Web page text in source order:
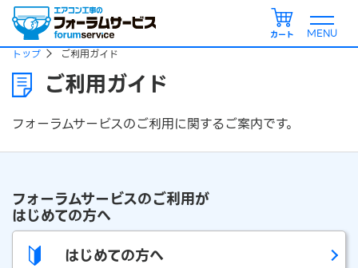
カート
トップ ご利用ガイド
ご利用ガイド
フォーラムサービスのご利用に関するご案内です。
フォーラムサービスのご利用が
はじめての方へ
はじめての方へ